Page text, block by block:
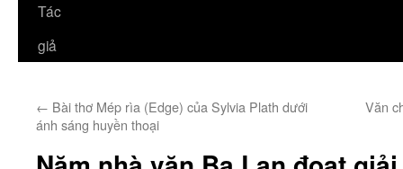
Tác
giả
← Bài thơ Mép rìa (Edge) của Sylvia Plath dưới
ánh sáng huyền thoại
Văn